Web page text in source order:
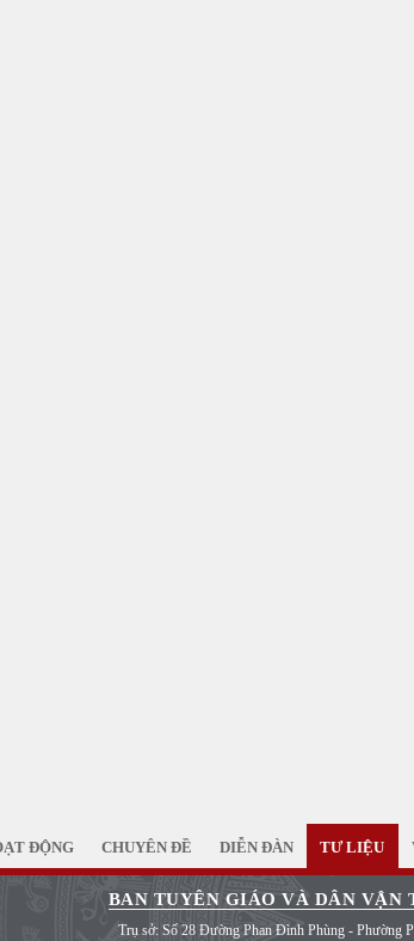
ĐỘNG CHUYÊN ĐỀ DIỄN ĐÀN TƯ LIỆU
BAN TUYÊN GIÁO VÀ DÂN VẬN
Trụ sở: Số 28 Đường Phan Đình Phùng - Phường